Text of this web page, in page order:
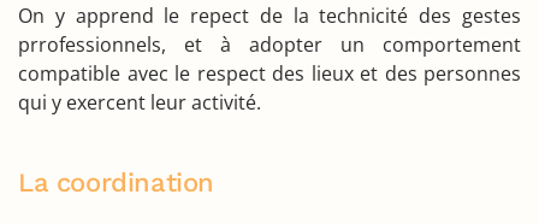
On y apprend le repect de la technicité des gestes
prrofessionnels, et à adopter un comportement
compatible avec le respect des lieux et des personnes
qui y exercent leur activité.
La coordination